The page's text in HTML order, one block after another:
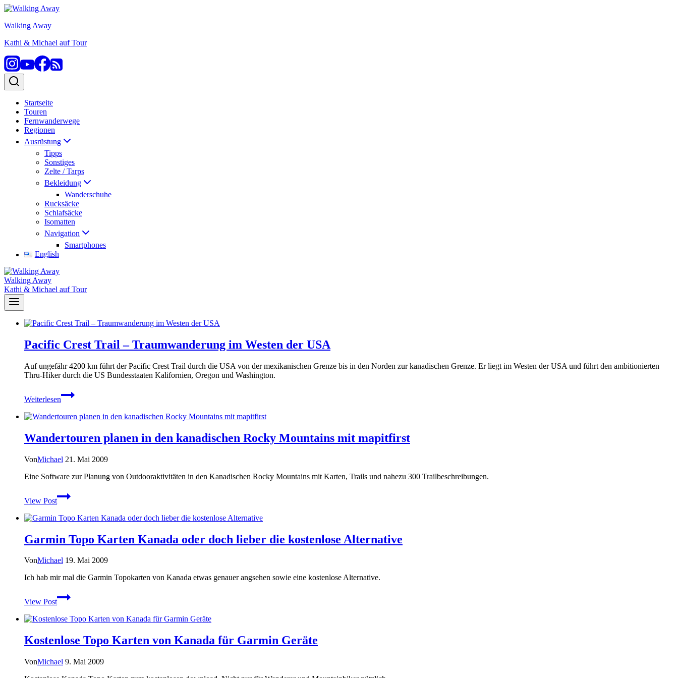
Zum
springen
Walking Away
Kathi & Michael auf Tour
Startseite
Touren
Fernwanderwege
Regionen
Ausrüstung
Tipps
Sonstiges
Zelte / Tarps
Bekleidung
Wanderschuhe
Rucksäcke
Schlafsäcke
Isomatten
Navigation
Smartphones
English
Walking Away
Kathi & Michael auf Tour
Pacific Crest Trail – Traumwanderung im Westen der USA
Auf ungefähr 4200 km führt der Pacific Crest Trail durch die USA von der mexikanischen Grenze bis in den Norden zur kanadischen Grenze. Er liegt im Westen der USA und führt den ambitionierten
Thru-Hiker durch die US Bundesstaaten Kalifornien, Oregon und Washington.
Weiterlesen
Pacific
Crest
–
im
Westen
der
USA
Wandertouren planen in den kanadischen Rocky Mountains mit mapitfirst
VonMichael 21. Mai 2009
Eine Software zur Planung von Outdooraktivitäten in den Kanadischen Rocky Mountains mit Karten, Trails und nahezu 300 Trailbeschreibungen.
View Post
Wandertouren
planen
den
Rocky
Mountains
mit
mapitfirst
Garmin Topo Karten Kanada oder doch lieber die kostenlose Alternative
VonMichael 19. Mai 2009
Ich hab mir mal die Garmin Topokarten von Kanada etwas genauer angsehen sowie eine kostenlose Alternative.
View Post
Garmin
Topo
Kanada
doch
lieber
die
kostenlose
Alternative
Kostenlose Topo Karten von Kanada für Garmin Geräte
VonMichael 9. Mai 2009